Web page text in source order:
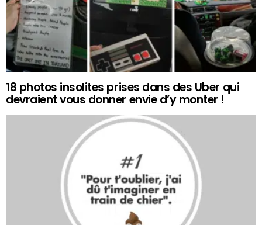
18 photos insolites prises dans des Uber qui
devraient vous donner envie d’y monter !